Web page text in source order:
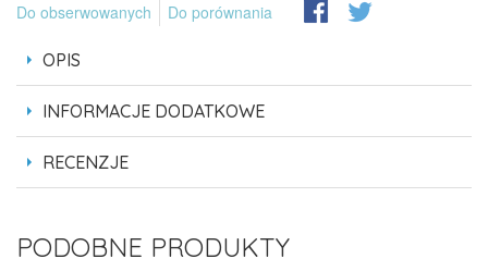
Do obserwowanych Do porównania
OPIS
INFORMACJE DODATKOWE
RECENZJE
PODOBNE PRODUKTY